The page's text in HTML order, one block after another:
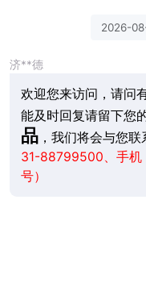
2026-
济**德
欢迎您来访问，请问
能及时回复请留下您
品，我们将会与您联
31-88799500、手机
号）